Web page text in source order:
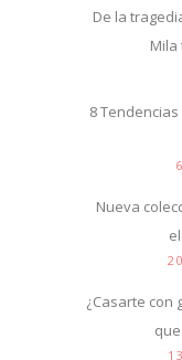
De la
Mila
8
Nueva
¿Casarte con